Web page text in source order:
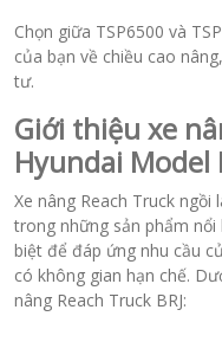
Chọn giữa TSP6500 và
của bạn về chiều cao
tư.
Giới thiệu xe
Hyundai Model
Xe nâng Reach Truck ngồi
trong những sản phẩm
biệt để đáp ứng nhu cầu
có không gian hạn chế.
nâng Reach Truck BRJ: